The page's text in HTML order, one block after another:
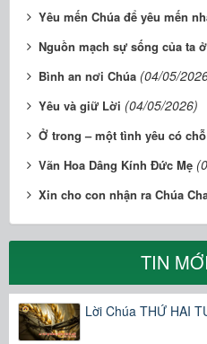
Yêu mến Chúa để yêu mến
Nguồn mạch sự sống của ta
Bình an nơi Chúa (04/05/
Yêu và giữ Lời (04/05/2026)
Ở trong – một tình yêu có
Vãn Hoa Dâng Kính Đức Mẹ
Xin cho con nhận ra Chúa
TIN
Lời Chúa THỨ HAI